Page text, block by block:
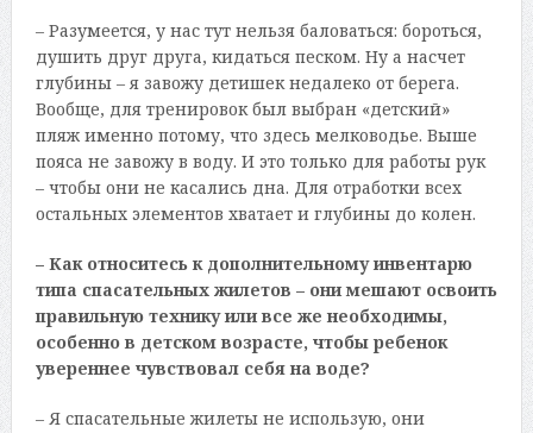
– Разумеется, у нас тут нельзя баловаться: бороться,
душить друг друга, кидаться песком. Ну а насчет
глубины – я завожу детишек недалеко от берега.
Вообще, для тренировок был выбран «детский»
пляж именно потому, что здесь мелководье. Выше
пояса не завожу в воду. И это только для работы рук
– чтобы они не касались дна. Для отработки всех
остальных элементов хватает и глубины до колен.
– Как относитесь к дополнительному инвентарю
типа спасательных жилетов – они мешают освоить
правильную технику или все же необходимы,
особенно в детском возрасте, чтобы ребенок
увереннее чувствовал себя на воде?
– Я спасательные жилеты не использую, они